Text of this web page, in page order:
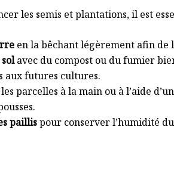
les semis et plantations, il est
en la bêchant légèrement afin de
avec du compost ou du fumier
aux futures cultures.
les parcelles à la main ou à l’aide
paillispour conserver l’humidité